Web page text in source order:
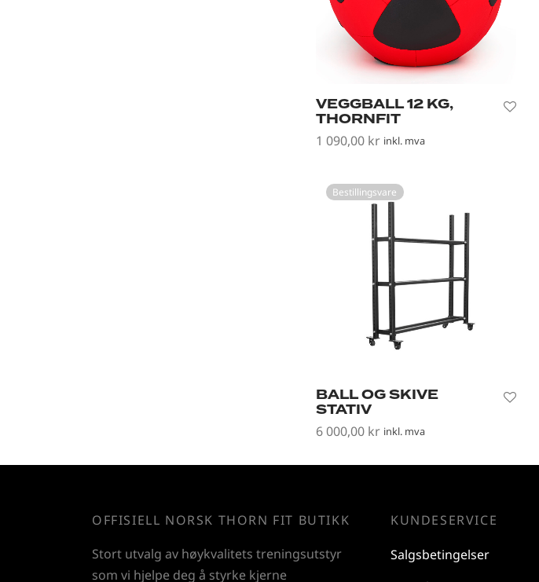
VEGGBALL 12 KG,
THORNFIT
1 090,00 kr inkl. mva
Bestillingsvare
BALL OG SKIVE
STATIV
6 000,00 kr inkl. mva
OFFISIELL NORSK THORN FIT BUTIKK
Stort utvalg av høykvalitets treningsutstyr
som vi hjelpe deg å styrke kjerne
KUNDESERVICE
Salgsbetingelser